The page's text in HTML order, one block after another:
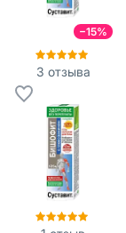
−15%
3 отзыва